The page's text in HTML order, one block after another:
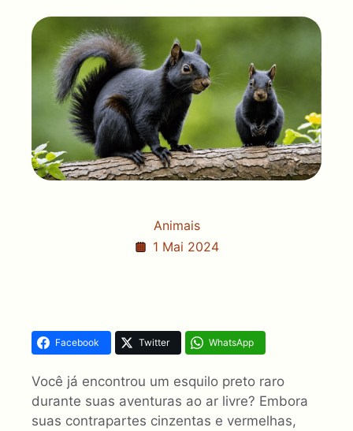
Animais
1 Mai 2024
Facebook Twitter WhatsApp
Você já encontrou um esquilo preto raro
durante suas aventuras ao ar livre? Embora
suas contrapartes cinzentas e vermelhas,